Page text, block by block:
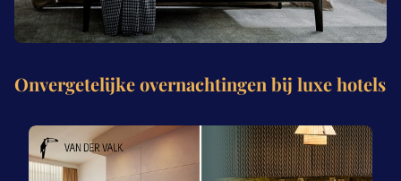
Onvergetelijke overnachtingen bij luxe hotels